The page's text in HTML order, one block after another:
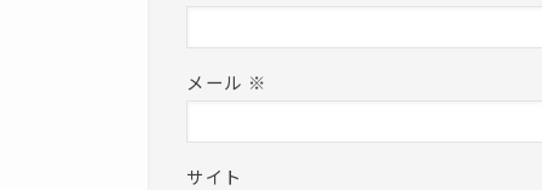
メール ※
サイト